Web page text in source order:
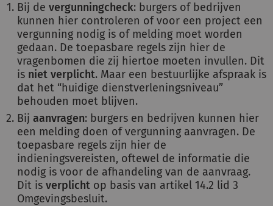
Bij de vergunningcheck: burgers of bedrijven
kunnen hier controleren of voor een project een
vergunning nodig is of melding moet worden
gedaan. De toepasbare regels zijn hier de
vragenbomen die zij hiertoe moeten invullen. Dit
is niet verplicht. Maar een bestuurlijke afspraak is
dat het “huidige dienstverleningsniveau”
behouden moet blijven.
Bij aanvragen: burgers en bedrijven kunnen hier
een melding doen of vergunning aanvragen. De
toepasbare regels zijn hier de
indieningsvereisten, oftewel de informatie die
nodig is voor de afhandeling van de aanvraag.
Dit is verplicht op basis van artikel 14.2 lid 3
Omgevingsbesluit.